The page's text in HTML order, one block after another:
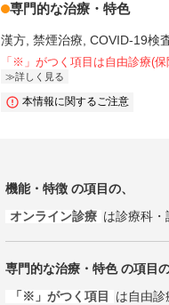
専門的な治療・特色
漢方 禁煙治療 COVID-19検
「※」がつく項目は自由診療(
詳しく見る
本情報に関するご注意
機能・特徴 の項目の、
オンライン診療 は診療科
専門的な治療・特色の項目の
「※」がつく項目
は自由